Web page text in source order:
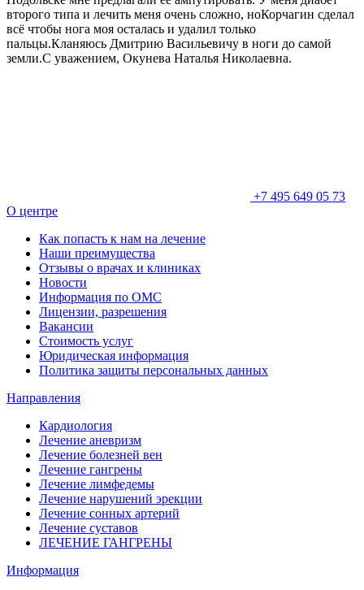
второго типа и лечить меня очень сложно, ноКорчагин сделал
всё чтобы нога моя осталась и удалил только
пальцы.Кланяюсь Дмитрию Васильевичу в ноги до самой
земли.С уважением, Окунева Наталья Николаевна.
+7 495 649 05 73
О центре
Как попасть к нам на лечение
Наши преимущества
Отзывы о врачах и клиниках
Новости
Информация по ОМС
Лицензии, разрешения
Вакансии
Стоимость услуг
Юридическая информация
Политика защиты персональных данных
Направления
Кардиология
Лечение аневризм
Лечение болезней вен
Лечение гангрены
Лечение лимфедемы
Лечение нарушений эрекции
Лечение сонных артерий
Лечение суставов
ЛЕЧЕНИЕ ГАНГРЕНЫ
Информация